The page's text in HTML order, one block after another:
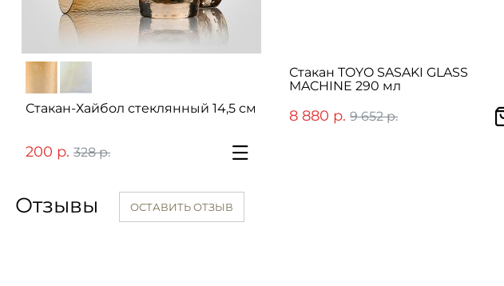
Стакан-Хайбол стеклянный 14,5 см
200 р. 328 р.
Стакан TOYO SASAKI GLASS
MACHINE 290 мл
8 880 р. 9 652 р.
Отзывы ОСТАВИТЬ ОТЗЫВ